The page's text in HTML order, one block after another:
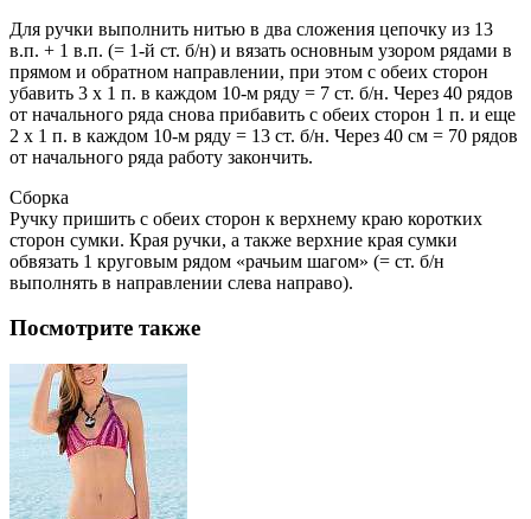
Для ручки выполнить нитью в два сложения цепочку из 13
в.п. + 1 в.п. (= 1-й ст. б/н) и вязать основным узором рядами в
прямом и обратном направлении, при этом с обеих сторон
убавить 3 х 1 п. в каждом 10-м ряду = 7 ст. б/н. Через 40 рядов
от начального ряда снова прибавить с обеих сторон 1 п. и еще
2 х 1 п. в каждом 10-м ряду = 13 ст. б/н. Через 40 см = 70 рядов
от начального ряда работу закончить.
Сборка
Ручку пришить с обеих сторон к верхнему краю коротких
сторон сумки. Края ручки, а также верхние края сумки
обвязать 1 круговым рядом «рачьим шагом» (= ст. б/н
выполнять в направлении слева направо).
Посмотрите также